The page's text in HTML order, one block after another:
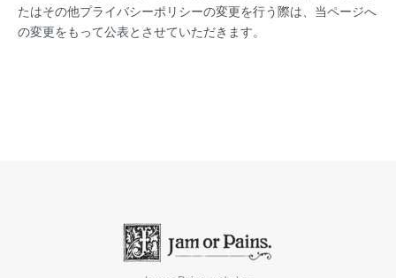
たはその他プライバシーポリシーの変更を行う際は、当ページへ
の変更をもって公表とさせていただきます。